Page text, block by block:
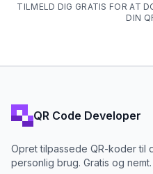
TILMELD DIG GRATIS FOR AT
DIN
QR Code Developer
Opret tilpassede QR-koder til
personlig brug. Gratis og nemt.